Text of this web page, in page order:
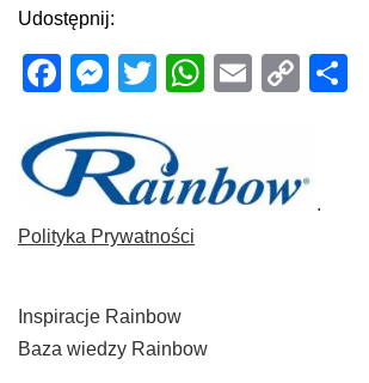
Udostępnij:
Facebook
Messenger
TwitterWhatsApp
EmailCopy
.
Polityka Prywatności
Inspiracje Rainbow
Baza wiedzy Rainbow